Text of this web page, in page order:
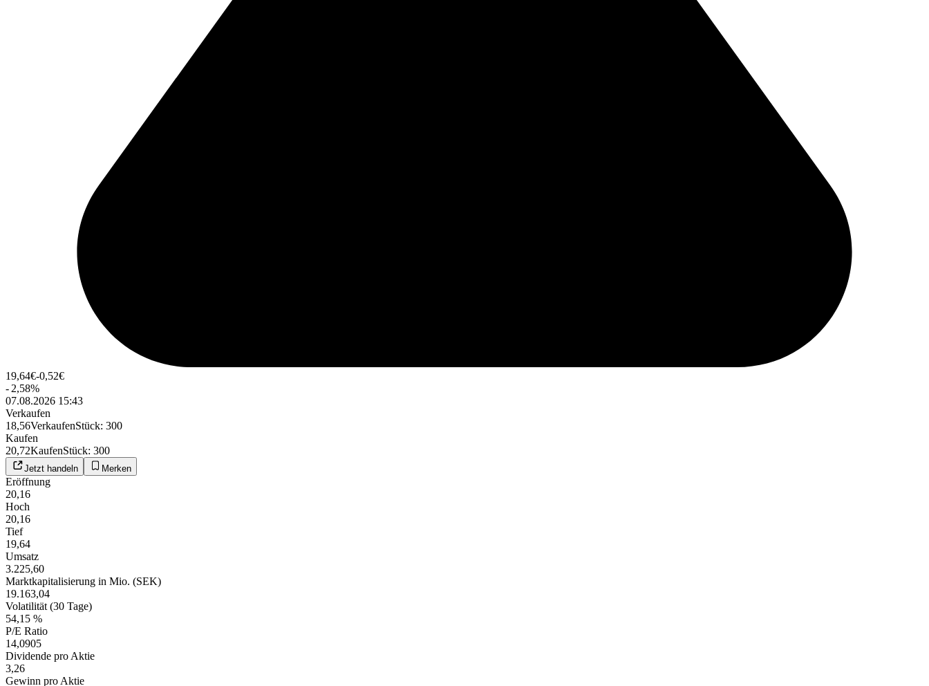
19,64€-0,52€
- 2,58%
07.08.2026 15:43
Verkaufen
18,56VerkaufenStück: 300
Kaufen
20,72KaufenStück: 300
Jetzt handeln Merken
Eröffnung
20,16
Hoch
20,16
Tief
19,64
Umsatz
3.225,60
Marktkapitalisierung in Mio. (SEK)
19.163,04
Volatilität (30 Tage)
54,15 %
P/E Ratio
14,0905
Dividende pro Aktie
3,26
Gewinn pro Aktie